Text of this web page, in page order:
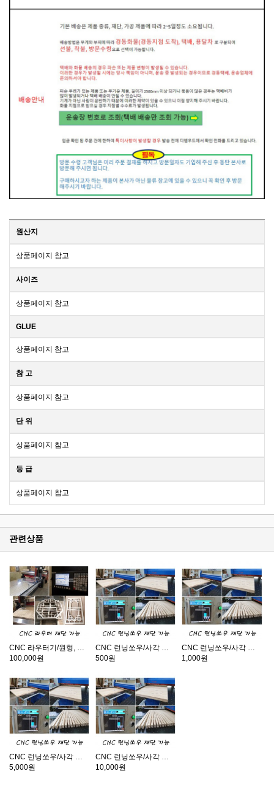
원산지
상품페이지 참고
사이즈
상품페이지 참고
GLUE
상품페이지 참고
참 고
상품페이지 참고
단 위
상품페이지 참고
등 급
상품페이지 참고
관련상품
CNC 라우터기/원형, 곡선, 원하는 그림 재단가능
100,000원
CNC 런닝쏘우/사각 또는 직선 재단기
500원
CNC 런닝쏘우/사각 또는 직선 재단기
1,000원
CNC 런닝쏘우/사각 또는 직선 재단기
5,000원
CNC 런닝쏘우/사각 또는 직선 재단기
10,000원